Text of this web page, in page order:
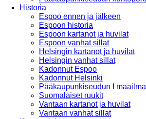
Historia
Espoo ennen ja jälkeen
Espoon historia
Espoon kartanot ja huvilat
Espoon vanhat sillat
Helsingin kartanot ja huvilat
Helsingin vanhat sillat
Kadonnut Espoo
Kadonnut Helsinki
Pääkaupunkiseudun I
Suomalaiset ruukit
Vantaan kartanot ja huvilat
Vantaan vanhat sillat